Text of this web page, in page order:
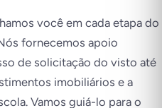
você em cada etapa do
fornecemos apoio
de solicitação do visto até
imobiliários e a
Vamos guiá-lo para o